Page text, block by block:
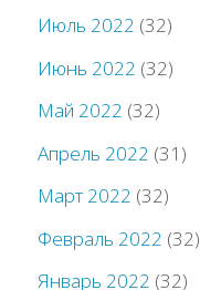
Июль 2022 (32)
Июнь 2022 (32)
Май 2022 (32)
Апрель 2022 (31)
Март 2022 (32)
Февраль 2022 (32)
Январь 2022 (32)